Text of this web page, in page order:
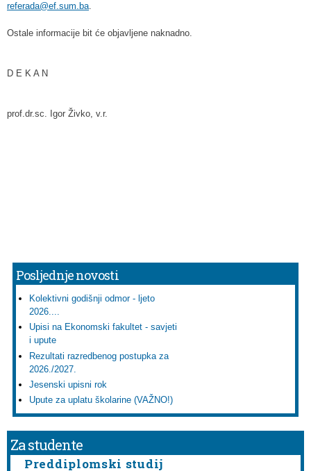
referada@ef.sum.ba.
Ostale informacije bit će objavljene naknadno.
D E K A N
prof.dr.sc. Igor Živko, v.r.
Posljednje novosti
Kolektivni godišnji odmor - ljeto
2026....
Upisi na Ekonomski fakultet - savjeti
i upute
Rezultati razredbenog postupka za
2026./2027.
Jesenski upisni rok
Upute za uplatu školarine (VAŽNO!)
Za studente
Preddiplomski studij